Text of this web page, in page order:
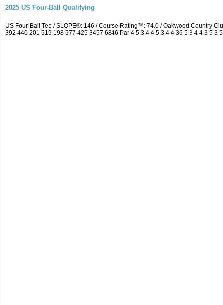
2025 US Four-Ball Qualifying
US Four-Ball Tee / SLOPE®: 146 / Course Rating™: 74.0 / Oakwood Country
392 440 201 519 198 577 425 3457 6846 Par 4 5 3 4 4 5 3 4 4 36 5 3 4 4 3 5 3